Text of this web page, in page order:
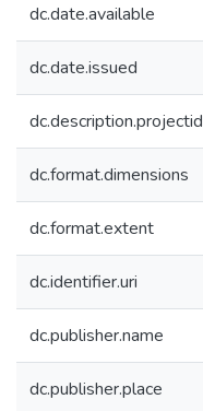
dc.date.available
dc.date.issued
dc.description.projectid
dc.format.dimensions
dc.format.extent
dc.identifier.uri
dc.publisher.name
dc.publisher.place